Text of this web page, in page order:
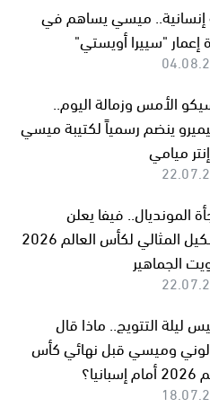
إنسانية.. ميسي يساهم في
إعمار "سييرا أويستي"
الأمس وزمالة اليوم..
ينضم رسمياً لكتيبة ميسي
ميامي
المونديال.. فيفا يعلن
التشكيل المثالي لكأس العالم 2026
الجماهير
ليلة التتويج.. ماذا قال
وميسي قبل نهائي كأس